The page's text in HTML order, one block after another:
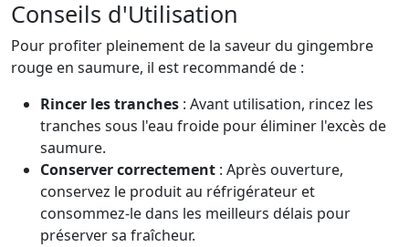
Conseils d'Utilisation
Pour profiter pleinement de la saveur du gingembre
rouge en saumure, il est recommandé de :
Rincer les tranches : Avant utilisation, rincez les
tranches sous l'eau froide pour éliminer l'excès de
saumure.
Conserver correctement : Après ouverture,
conservez le produit au réfrigérateur et
consommez-le dans les meilleurs délais pour
préserver sa fraîcheur.